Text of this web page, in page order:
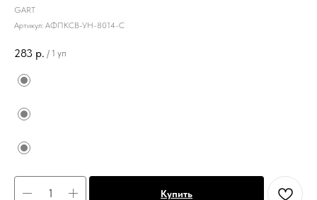
GART
Артикул: АФПКСВ-УН-8014-С
283 р. / 1 уп
Купить